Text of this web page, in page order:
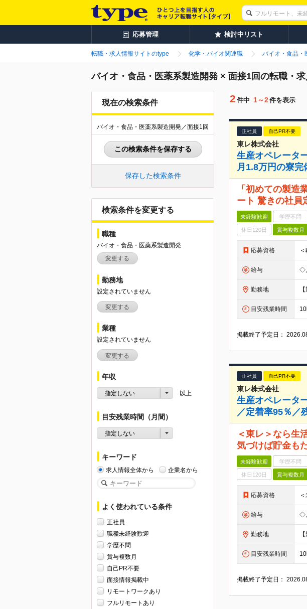
応募管理 検討中リスト
転職・求人情報サイトのtype 化学・バイオ関連職 バイオ・食品・
バイオ・食品・医薬系製造開発 × 面接1回の転職・
現在の検索条件
バイオ・食品・医薬系製造開発／面接1回
この検索条件を保存する
保存した検索条件
検索条件を変更する
職種
バイオ・食品・医薬系製造開発
変更する
勤務地
設定されていません
変更する
業種
設定されていません
変更する
年収
指定しない 以上
目安残業時間（月間）
指定しない
キーワード
求人情報全体から 企業名から
よく使われている条件
正社員
職種未経験歓迎
学歴不問
賞与複数月
自己PR不要
面接情報掲載中
リモートワークあり
フルリモートあり
2 件中 1～2件を表示
正社員 自己PR不要
東レ株式会社
生産オペレータ
月1.8万円の寮
「初めての製
ート 驚きの社員
未経験歓迎 学歴不問
休日120日 賞与複数月
応募資格
給与
勤務地
目安残業時間
掲載終了予定日：
正社員 自己PR不要
東レ株式会社
生産オペレータ
／定着率95％／
＜東レ＞なら生
気づけば貯金も
未経験歓迎 学歴不問
休日120日 賞与複数月
応募資格
給与
勤務地
目安残業時間
掲載終了予定日：